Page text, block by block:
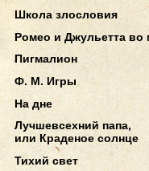
Школа злословия
Ромео и Джульетта во
Пигмалион
Ф. М. Игры
На дне
Лучшевсехний папа,
или Краденое солнце
Тихий свет